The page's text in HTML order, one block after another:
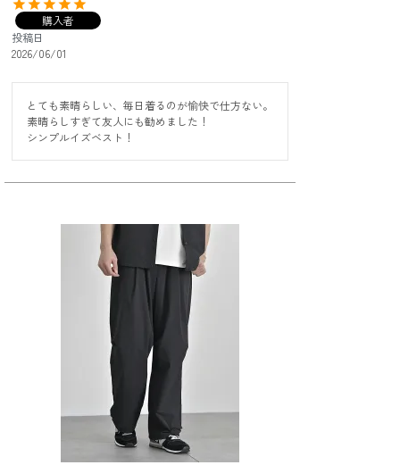
購入者
投稿日
2026/06/01
とても素晴らしい、毎日着るのが愉快で仕方ない。
素晴らしすぎて友人にも勧めました！
シンプルイズベスト！